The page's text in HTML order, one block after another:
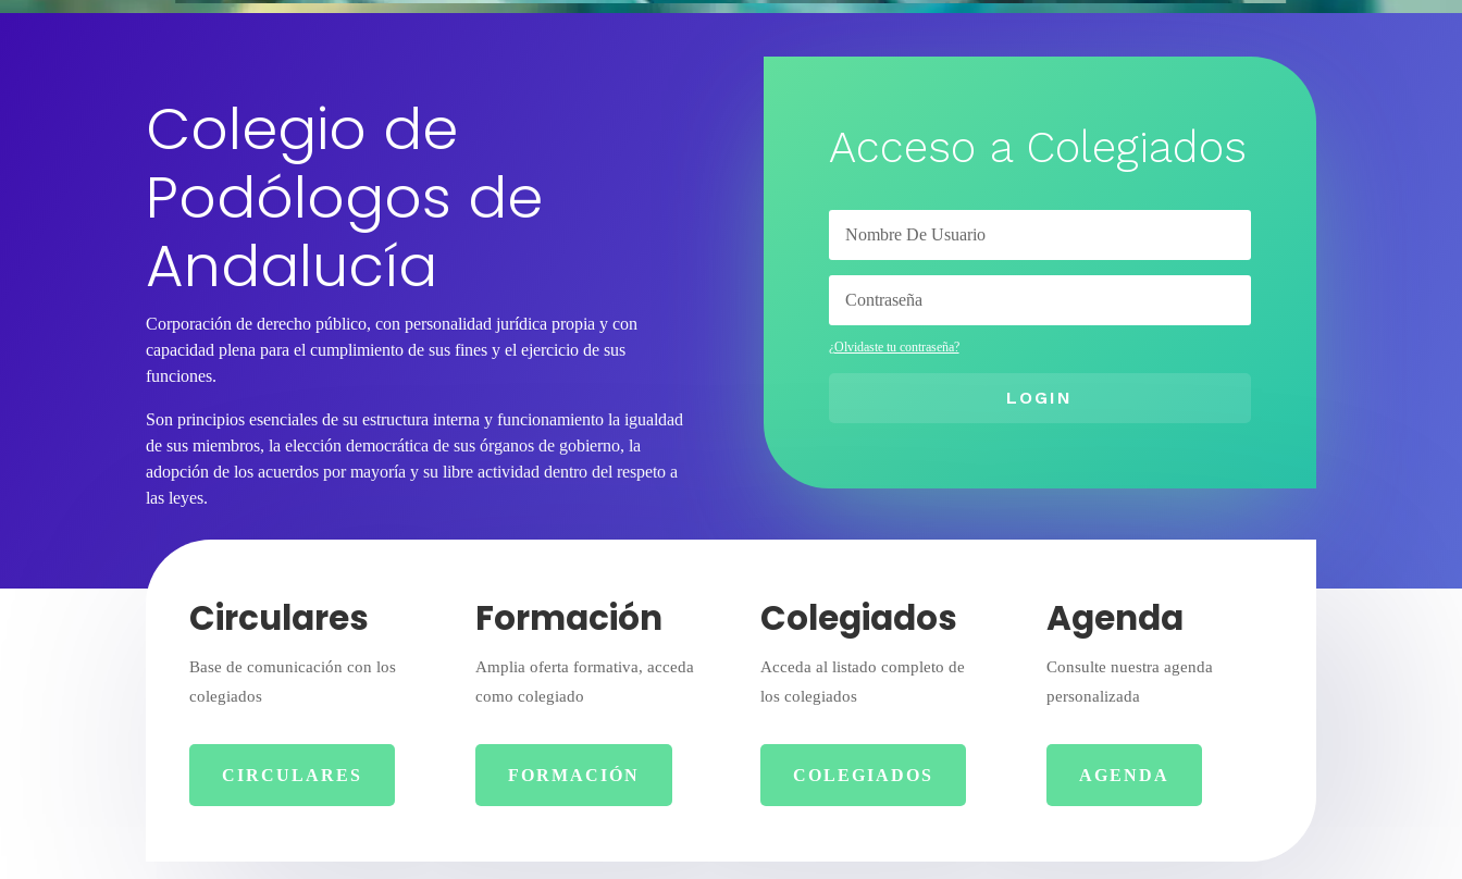
Colegio de
Podólogos de
Andalucía
Corporación de derecho público, con personalidad jurídica propia y con
capacidad plena para el cumplimiento de sus fines y el ejercicio de sus
funciones.
Son principios esenciales de su estructura interna y funcionamiento la igualdad
de sus miembros, la elección democrática de sus órganos de gobierno, la
adopción de los acuerdos por mayoría y su libre actividad dentro del respeto a
las leyes.
Acceso a Colegiados
¿Olvidaste tu contraseña?
LOGIN
Circulares
Base de comunicación con los
colegiados
CIRCULARES
Formación
Amplia oferta formativa, acceda
como colegiado
FORMACIÓN
Colegiados
Acceda al listado completo de
los colegiados
COLEGIADOS
Agenda
Consulte nuestra agenda
personalizada
AGENDA